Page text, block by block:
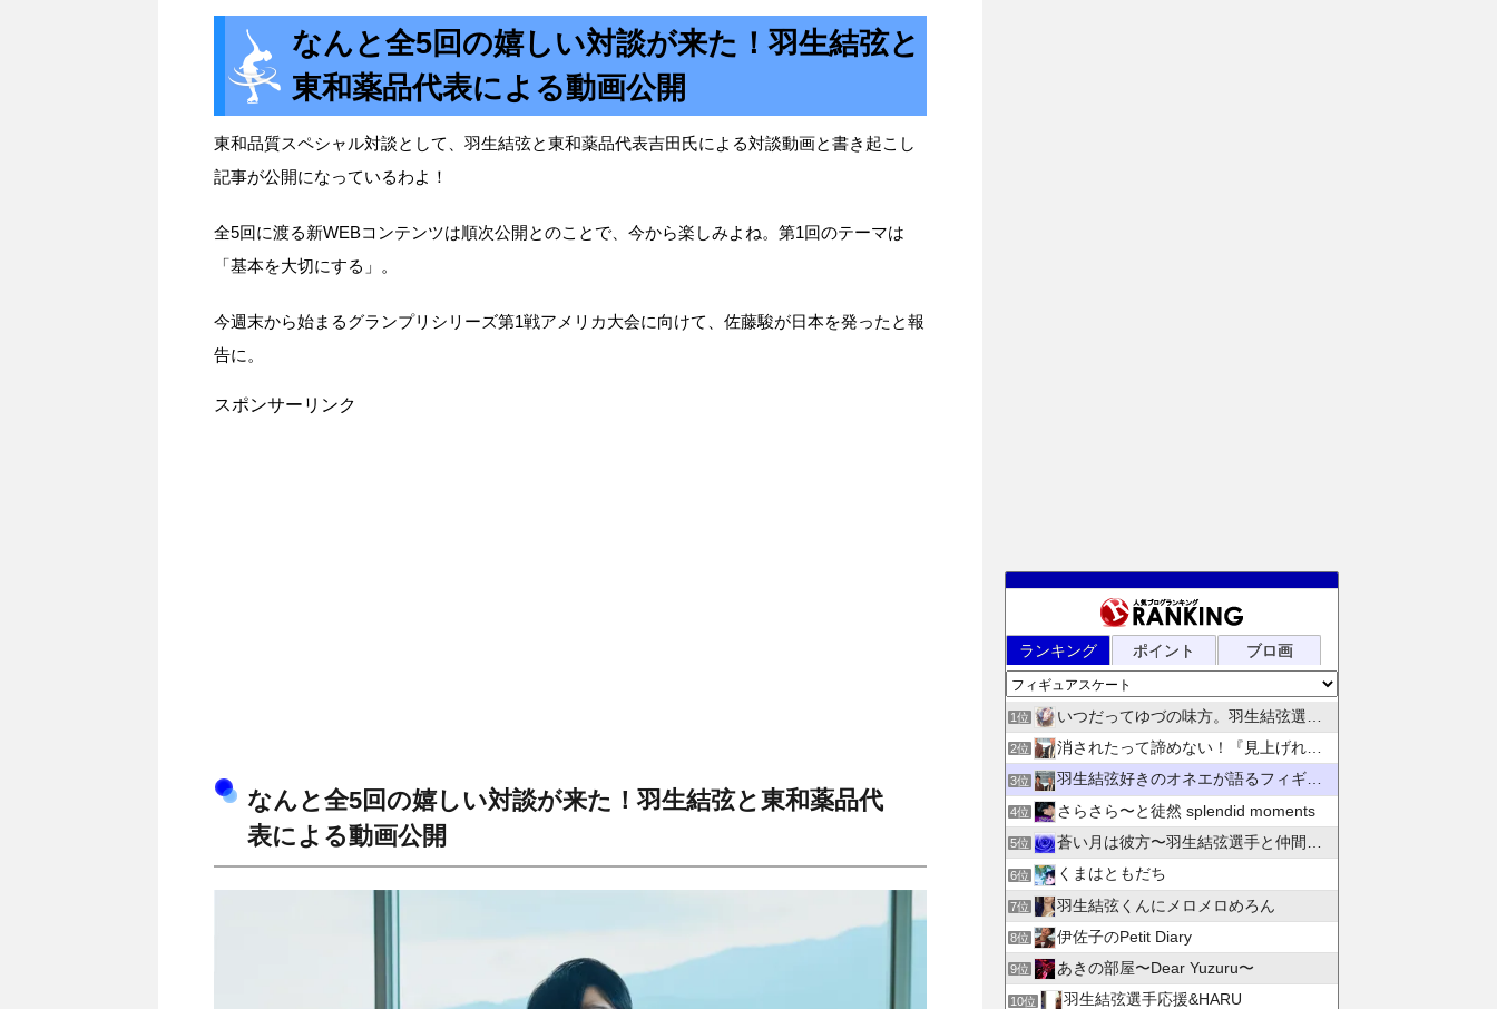
なんと全5回の嬉しい対談が来た！羽生結弦と
東和薬品代表による動画公開
東和品質スペシャル対談として、羽生結弦と東和薬品代表吉田氏による対談動画と書き起こし
記事が公開になっているわよ！
全5回に渡る新WEBコンテンツは順次公開とのことで、今から楽しみよね。第1回のテーマは
「基本を大切にする」。
今週末から始まるグランプリシリーズ第1戦アメリカ大会に向けて、佐藤駿が日本を発ったと報
告に。
スポンサーリンク
なんと全5回の嬉しい対談が来た！羽生結弦と東和薬品代
表による動画公開
ランキング ポイント ブロ画
1位 いつだってゆづの味方。羽生結弦選手応援団 紫色のブログ
2位 消されたって諦めない！『見上げれば、青空 』別館
3位 羽生結弦好きのオネエが語るフィギュアスケート
4位 さらさら〜と徒然 splendid moments
5位 蒼い月は彼方〜羽生結弦選手と仲間たちの日々を花束にして〜
6位 くまはともだち
7位 羽生結弦くんにメロメロめろん
8位 伊佐子のPetit Diary
9位 あきの部屋〜Dear Yuzuru〜
10位 羽生結弦選手応援&HARU